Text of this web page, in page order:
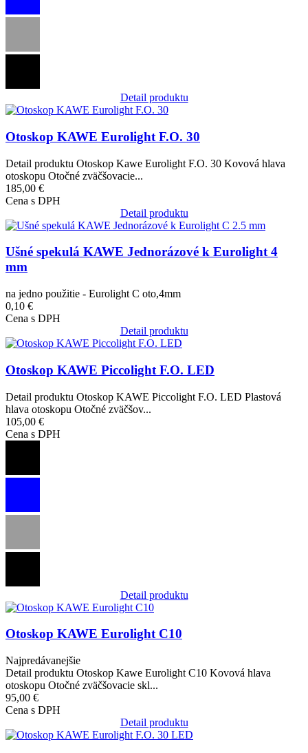
Detail produktu
Obrázok
Otoskop KAWE Eurolight F.O. 30
Detail produktu Otoskop Kawe Eurolight F.O. 30 Kovová hlava
otoskopu Otočné zväčšovacie...
185,00 €
Cena s DPH
Detail produktu
Obrázok
Ušné spekulá KAWE Jednorázové k Eurolight 4
mm
na jedno použitie - Eurolight C oto,4mm
0,10 €
Cena s DPH
Detail produktu
Obrázok
Otoskop KAWE Piccolight F.O. LED
Detail produktu Otoskop KAWE Piccolight F.O. LED Plastová
hlava otoskopu Otočné zväčšov...
105,00 €
Cena s DPH
Detail produktu
Obrázok
Otoskop KAWE Eurolight C10
Najpredávanejšie
Detail produktu Otoskop Kawe Eurolight C10 Kovová hlava
otoskopu Otočné zväčšovacie skl...
95,00 €
Cena s DPH
Detail produktu
Obrázok